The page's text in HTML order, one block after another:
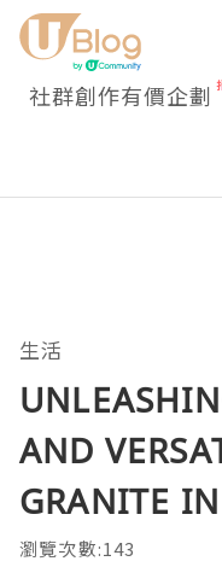
社群創作有價企劃
生活
AND
GRANITE
瀏覽次數:143